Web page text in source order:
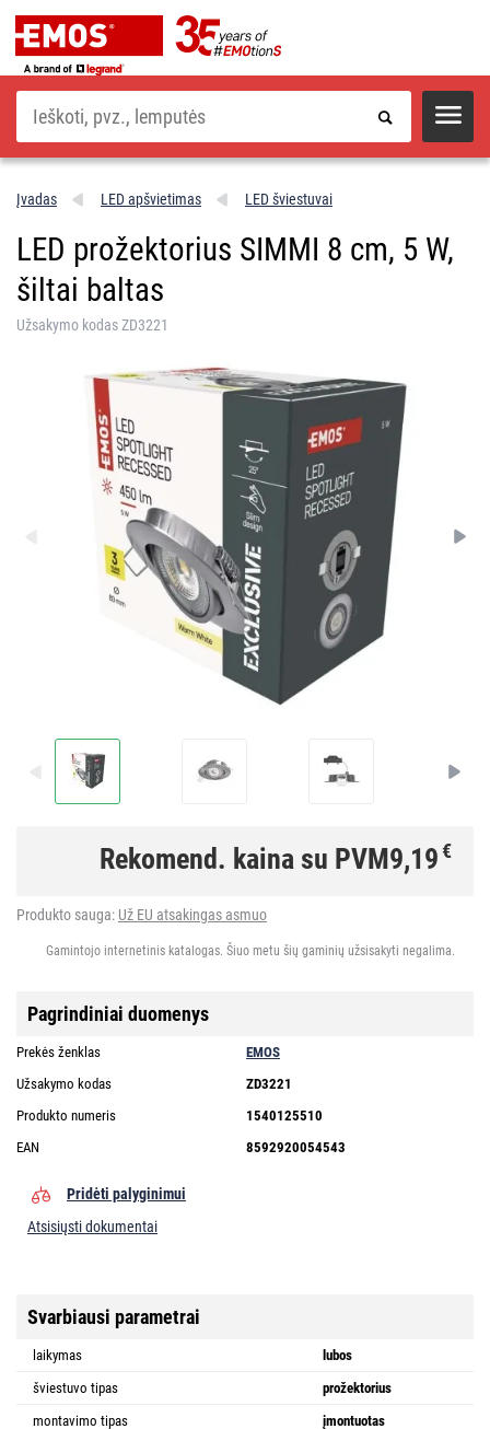
Paieška
Įvadas LED apšvietimas LED šviestuvai
LED prožektorius SIMMI 8 cm, 5 W,
šiltai baltas
Užsakymo kodas ZD3221
Rekomend. kaina su PVM9,19€
Produkto sauga: Už EU atsakingas asmuo
Gamintojo internetinis katalogas. Šiuo metu šių gaminių užsisakyti negalima.
Pagrindiniai duomenys
Prekės ženklas
EMOS
Užsakymo kodas
ZD3221
Produkto numeris
1540125510
EAN
8592920054543
Pridėti palyginimui
Atsisiųsti dokumentai
Svarbiausi parametrai
laikymas
lubos
šviestuvo tipas
prožektorius
montavimo tipas
įmontuotas